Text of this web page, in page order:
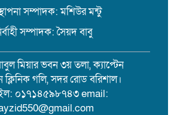
১৭ বছরের সাজাপ্রাপ্ত অস্ত্র মামলার পলাতক
আসামি র‍্যাব-৮ এর অভিযানে গ্রেফতার
বরিশালে সন্তানের সামনে বৃদ্ধা মাকে
কুপিয়ে জখম। থানায় অভিযোগ
সম্পাদক: মশিউর মন্টু
সম্পাদক: সৈয়দ বাবু
মিয়ার ভবন ৩য় তলা, ক্যাপ্টেন
ক্লিনিক গলি, সদর রোড বরিশাল।
০১৭১৪৫৯৮৭৪৩ email: